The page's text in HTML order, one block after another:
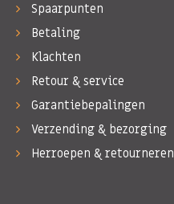
Spaarpunten
Betaling
Klachten
Retour & service
Garantiebepalingen
Verzending & bezorging
Herroepen & retourneren